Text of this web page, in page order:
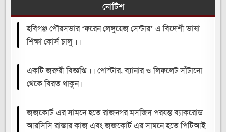
নোটিশ
হবিগঞ্জ পৌরসভার ‘ফরেন লেঙ্গুয়েজ সেন্টার’-এ বিদেশী ভাষা
শিক্ষা কোর্স চালু ।।
একটি জরুরী বিজ্ঞপ্তি ।। পোস্টার, ব্যানার ও লিফলেট সাঁটানো
থেকে বিরত থাকুন।
জজকোর্ট-এর সামনে হতে রাজনগর মসজিদ পরযন্ত ব্যাকরোড
আরসিসি রাস্তার কাজ এবং জজকোর্ট এর সামনে হতে পিটিআই